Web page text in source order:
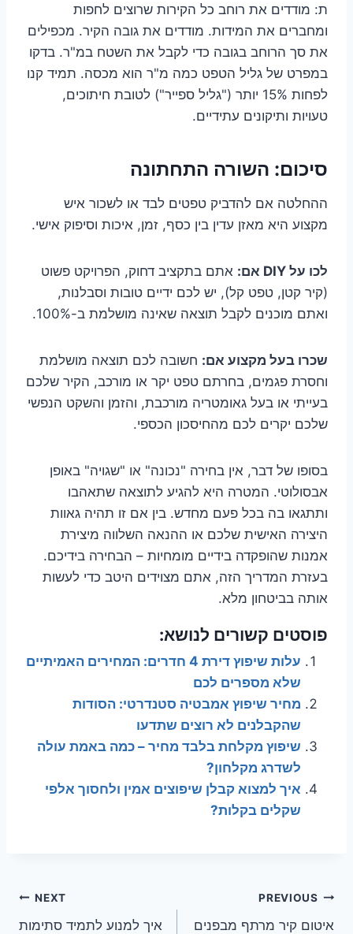
ת: מודדים את רוחב כל הקירות שרוצים לחפות
ומחברים את המידות. מודדים את גובה הקיר. מכפילים
את סך הרוחב בגובה כדי לקבל את השטח במ"ר. בדקו
במפרט של גליל הטפט כמה מ"ר הוא מכסה. תמיד קנו
לפחות 15% יותר ("גליל ספייר") לטובת חיתוכים,
טעויות ותיקונים עתידיים.
סיכום: השורה התחתונה
ההחלטה אם להדביק טפטים לבד או לשכור איש
מקצוע היא מאזן עדין בין כסף, זמן, איכות וסיפוק אישי.
לכו על DIY אם:
אתם בתקציב דחוק, הפרויקט פשוט
(קיר קטן, טפט קל), יש לכם ידיים טובות וסבלנות,
ואתם מוכנים לקבל תוצאה שאינה מושלמת ב-100%.
שכרו בעל מקצוע אם: חשובה לכם תוצאה מושלמת
וחסרת פגמים, בחרתם טפט יקר או מורכב, הקיר שלכם
בעייתי או בעל גאומטריה מורכבת, והזמן והשקט הנפשי
שלכם יקרים לכם מהחיסכון הכספי.
בסופו של דבר, אין בחירה "נכונה" או "שגויה" באופן
אבסולוטי. המטרה היא להגיע לתוצאה שתאהבו
ותתגאו בה בכל פעם מחדש. בין אם זו תהיה גאוות
היצירה האישית שלכם או ההנאה השלווה מיצירת
אמנות שהופקדה בידיים מומחיות – הבחירה בידיכם.
בעזרת המדריך הזה, אתם מצוידים היטב כדי לעשות
אותה בביטחון מלא.
פוסטים קשורים לנושא:
עלות שיפוץ דירת 4 חדרים: המחירים האמיתיים
שלא מספרים לכם
מחיר שיפוץ אמבטיה סטנדרטי: הסודות
שהקבלנים לא רוצים שתדעו
שיפוץ מקלחת בלבד מחיר – כמה באמת עולה
לשדרג מקלחון?
איך למצוא קבלן שיפוצים אמין ולחסוך אלפי
שקלים בקלות?
ניווט
PREVIOUS
איטום קיר מרתף מבפנים
NEXT
איך למנוע לתמיד סתימות